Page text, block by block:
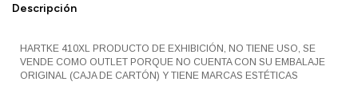
Descripción
HARTKE 410XL PRODUCTO DE EXHIBICIÓN, NO TIENE USO, SE
VENDE COMO OUTLET PORQUE NO CUENTA CON SU EMBALAJE
ORIGINAL (CAJA DE CARTÓN) Y TIENE MARCAS ESTÉTICAS